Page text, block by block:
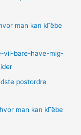
man kan kГёbe
vil-bare-have-mig-
postordre
man kan kГёbe